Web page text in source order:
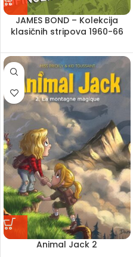
JAMES BOND – Kolekcija
klasičnih stripova 1960-66
Animal Jack 2